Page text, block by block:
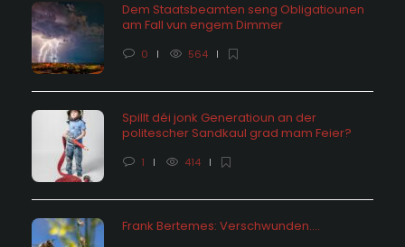
Dem Staatsbeamten seng Obligatiounen
am Fall vun engem Dimmer
0 564
Spillt déi jonk Generatioun an der
politescher Sandkaul grad mam Feier?
1 414
Frank Bertemes: Verschwunden….